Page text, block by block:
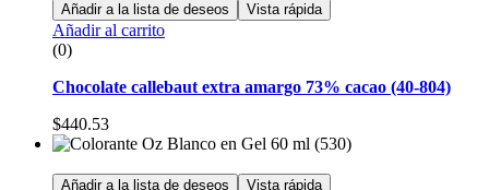
Añadir a la lista de deseos Vista rápida
Añadir al carrito
(0)
Chocolate callebaut extra amargo 73% cacao (40-804)
$440.53
Añadir a la lista de deseos Vista rápida